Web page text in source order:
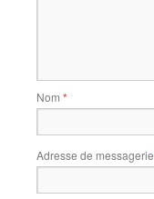
Nom *
Adresse de messagerie